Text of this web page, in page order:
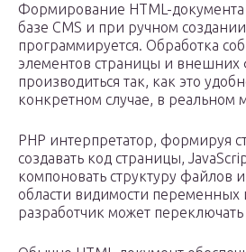
Формирование HTML-документа
базе CMS и при ручном
программируется. Обработка
элементов страницы и внешних
производиться так, как это
конкретном случае, в реальном
PHP интерпретатор, формируя
создавать код страницы,
компоновать структуру файлов
области видимости переменных
разработчик может